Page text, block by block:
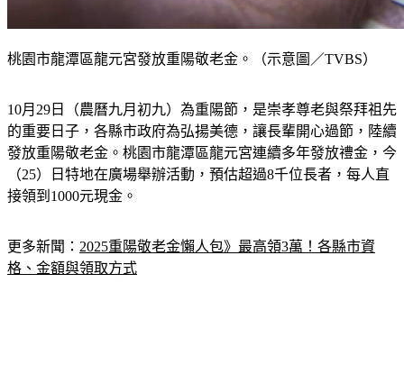
桃園市龍潭區龍元宮發放重陽敬老金。（示意圖／TVBS）
10月29日（農曆九月初九）為重陽節，是崇孝尊老與祭拜祖先
的重要日子，各縣市政府為弘揚美德，讓長輩開心過節，陸續
發放重陽敬老金。桃園市龍潭區龍元宮連續多年發放禮金，今
（25）日特地在廣場舉辦活動，預估超過8千位長者，每人直
接領到1000元現金。
更多新聞： 2025重陽敬老金懶人包》最高領3萬！各縣市資
格、金額與領取方式